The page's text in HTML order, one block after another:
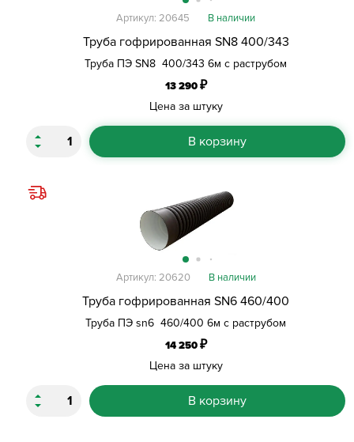
Труба гофрированная SN8 400/343
Труба ПЭ SN8 400/343 6м с раструбом
Артикул: 20645 В наличии
13 290₽
Цена за штуку
В корзину
Труба гофрированная SN6 460/400
Труба ПЭ sn6 460/400 6м с раструбом
Артикул: 20620 В наличии
14 250₽
Цена за штуку
В корзину